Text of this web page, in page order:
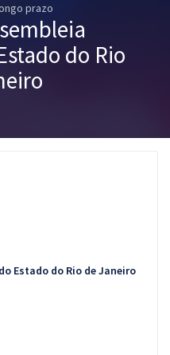
prazo
do Rio
Estado do Rio de Janeiro